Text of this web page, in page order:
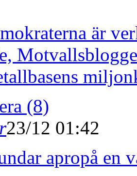
är
(8)
23/12 01:42
apropå en